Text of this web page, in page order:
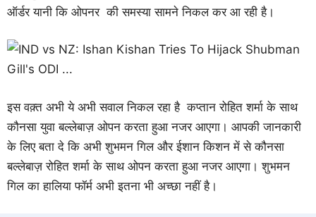
ऑर्डर यानी कि ओपनर की समस्या सामने निकल कर आ रही है।
इस वक़्त अभी ये अभी सवाल निकल रहा है कप्तान रोहित शर्मा के साथ
कौनसा युवा बल्लेबाज़ ओपन करता हुआ नजर आएगा। आपकी जानकारी
के लिए बता दे कि अभी शुभमन गिल और ईशान किशन में से कौनसा
बल्लेबाज़ रोहित शर्मा के साथ ओपन करता हुआ नजर आएगा। शुभमन
गिल का हालिया फॉर्म अभी इतना भी अच्छा नहीं है।